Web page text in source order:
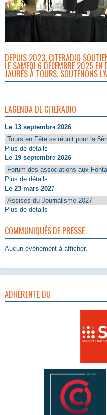
DEPUIS 2023, CITERADIO
LE SAMEDI 6 DÉCEMBRE 2025 EN
JAURÈS À TOURS. SOUTENONS
L'AGENDA DE CITERADIO
Le 13 septembre 2026
Tours en Fête se réunit pour la
Plus de détails
Le 19 septembre 2026
Forum des associations aux
Plus de détails
Le 23 mars 2027
Assises du Journalisme 2027
Plus de détails
COMMUNIQUÉS DE PRESSE :
Aucun évènement à afficher.
ADHÉRENTE DU